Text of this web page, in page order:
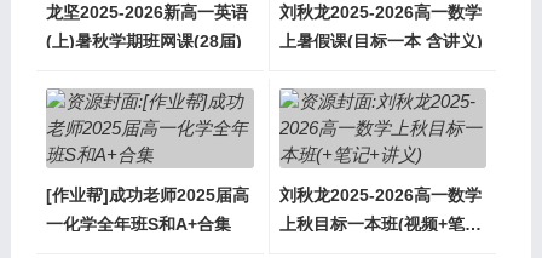
龙坚2025-2026新高一英语
(上)暑秋学期班网课(28届)
刘秋龙2025-2026高一数学
上暑假课(目标一本 含讲义)
[作业帮]成功老师2025届高
一化学全年班S和A+合集
刘秋龙2025-2026高一数学
上秋目标一本班(视频+笔记